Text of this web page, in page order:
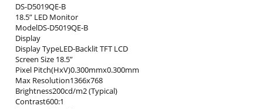
DS-D5019QE-B
18.5” LED Monitor
ModelDS-D5019QE-B
Display
Display TypeLED-Backlit TFT LCD
Screen Size 18.5”
Pixel Pitch(HxV)0.300mmx0.300mm
Max Resolution1366x768
Brightness200cd/m2 (Typical)
Contrast600:1